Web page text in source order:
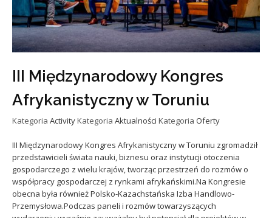
III Międzynarodowy Kongres
Afrykanistyczny w Toruniu
Kategoria ActivityKategoria Aktualności Kategoria Oferty
III Międzynarodowy Kongres Afrykanistyczny w Toruniu zgromadził
przedstawicieli świata nauki, biznesu oraz instytucji otoczenia
gospodarczego z wielu krajów, tworząc przestrzeń do rozmów o
współpracy gospodarczej z rynkami afrykańskimi.Na Kongresie
obecna była również Polsko-Kazachstańska Izba Handlowo-
Przemysłowa.Podczas paneli i rozmów towarzyszących